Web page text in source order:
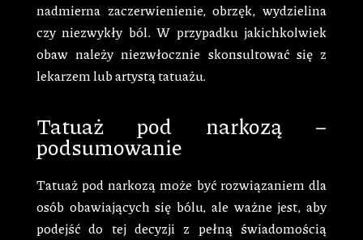
nadmierna zaczerwienienie, obrzęk, wydzielina
czy niezwykły ból. W przypadku jakichkolwiek
obaw należy niezwłocznie skonsultować się z
lekarzem lub artystą tatuażu.
Tatuaż pod narkozą –
podsumowanie
Tatuaż pod narkozą może być rozwiązaniem dla
osób obawiających się bólu, ale ważne jest, aby
podejść do tej decyzji z pełną świadomością